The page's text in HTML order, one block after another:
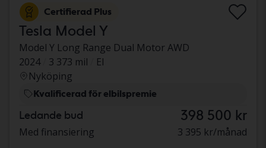
Certifierad Plus
Tesla Model Y
Model Y Long Range Dual Motor AWD
2024
3 373 mil
El
Nyköping
Kvalificerad för elbilspremie
Ledande bud 398 500 kr
Med finansiering 3 395 kr/månad